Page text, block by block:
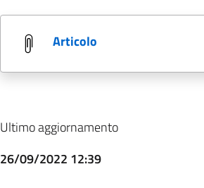
articolo
Ultimo aggiornamento
26/09/2022 12:39